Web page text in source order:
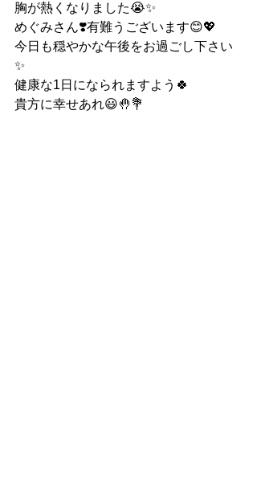
胸が熱くなりました😭✨
めぐみさん❣️有難うございます😊💖
今日も穏やかな午後をお過ごし下さい
✨
健康な1日になられますよう🍀
貴方に幸せあれ😃🤚💐